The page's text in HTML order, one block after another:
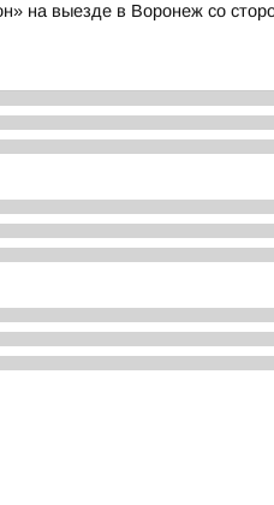
на выезде в Воронеж со